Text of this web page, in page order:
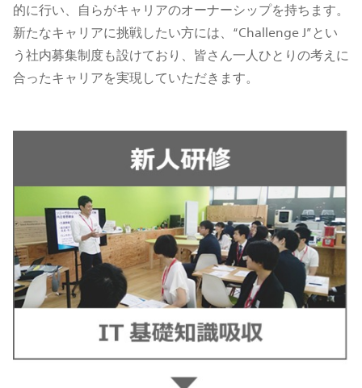
的に行い、自らがキャリアのオーナーシップを持ちます。
新たなキャリアに挑戦したい方には、“Challenge J”とい
う社内募集制度も設けており、皆さん一人ひとりの考えに
合ったキャリアを実現していただきます。